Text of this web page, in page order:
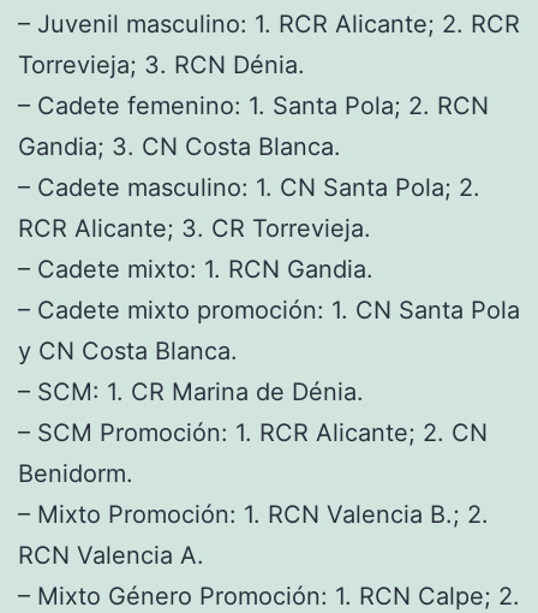
– Juvenil masculino: 1. RCR Alicante; 2. RCR
Torrevieja; 3. RCN Dénia.
– Cadete femenino: 1. Santa Pola; 2. RCN
Gandia; 3. CN Costa Blanca.
– Cadete masculino: 1. CN Santa Pola; 2.
RCR Alicante; 3. CR Torrevieja.
– Cadete mixto: 1. RCN Gandia.
– Cadete mixto promoción: 1. CN Santa Pola
y CN Costa Blanca.
– SCM: 1. CR Marina de Dénia.
– SCM Promoción: 1. RCR Alicante; 2. CN
Benidorm.
– Mixto Promoción: 1. RCN Valencia B.; 2.
RCN Valencia A.
– Mixto Género Promoción: 1. RCN Calpe; 2.